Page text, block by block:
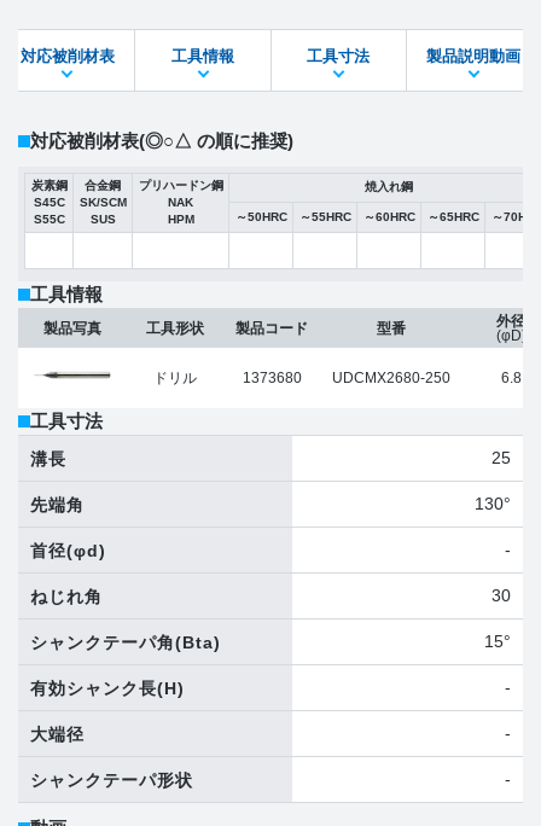
STEPファイル DXFファイル
対応被削材表 工具情報 工具寸法 製品説明動画
対応被削材表(◎○△ の順に推奨)
炭素鋼
S45C
S55C
合金鋼
SK/SCM
SUS
プリハードン鋼
NAK
HPM
焼入れ鋼
～50HRC ～55HRC ～60HRC ～65HRC ～
工具情報
製品写真 工具形状
ドリル
製品コード
1373680
型番
UDCMX2680-250
外径
(φD)
6.8
工具寸法
溝長 25
先端角 130°
首径(φd) -
ねじれ角 30
シャンクテーパ角(Bta) 15°
有効シャンク長(H) -
大端径 -
シャンクテーパ形状 -